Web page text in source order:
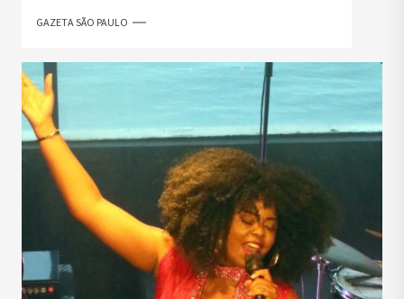
GAZETA SÃO PAULO